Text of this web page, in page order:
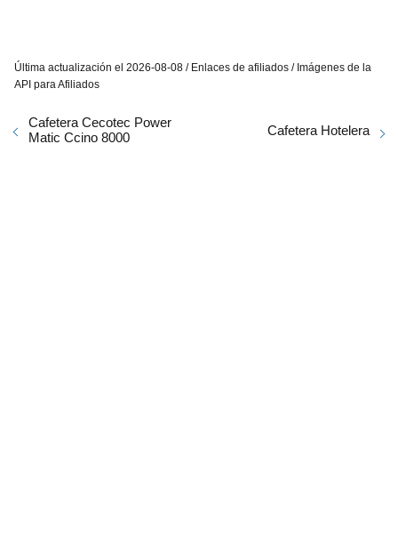
Última actualización el 2026-08-08 / Enlaces de afiliados / Imágenes de la
API para Afiliados
Cafetera Cecotec Power
Matic Ccino 8000
Cafetera Hotelera